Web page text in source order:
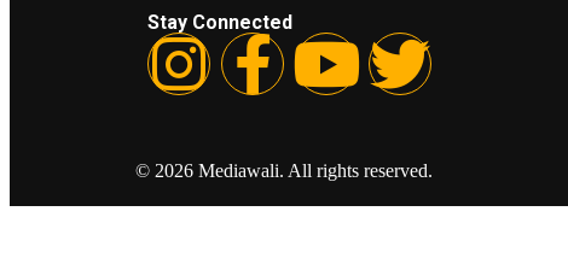
Stay Connected
© 2026 Mediawali. All rights reserved.